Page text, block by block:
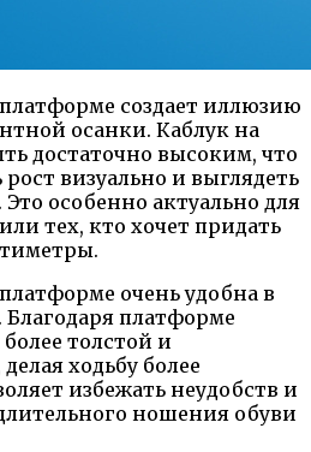
создает иллюзию
осанки. Каблук на
достаточно высоким, что
визуально и выглядеть
особенно актуально для
тех, кто хочет придать
очень удобна в
платформе
толстой и
ходьбу более
избежать неудобств и
ношения обуви